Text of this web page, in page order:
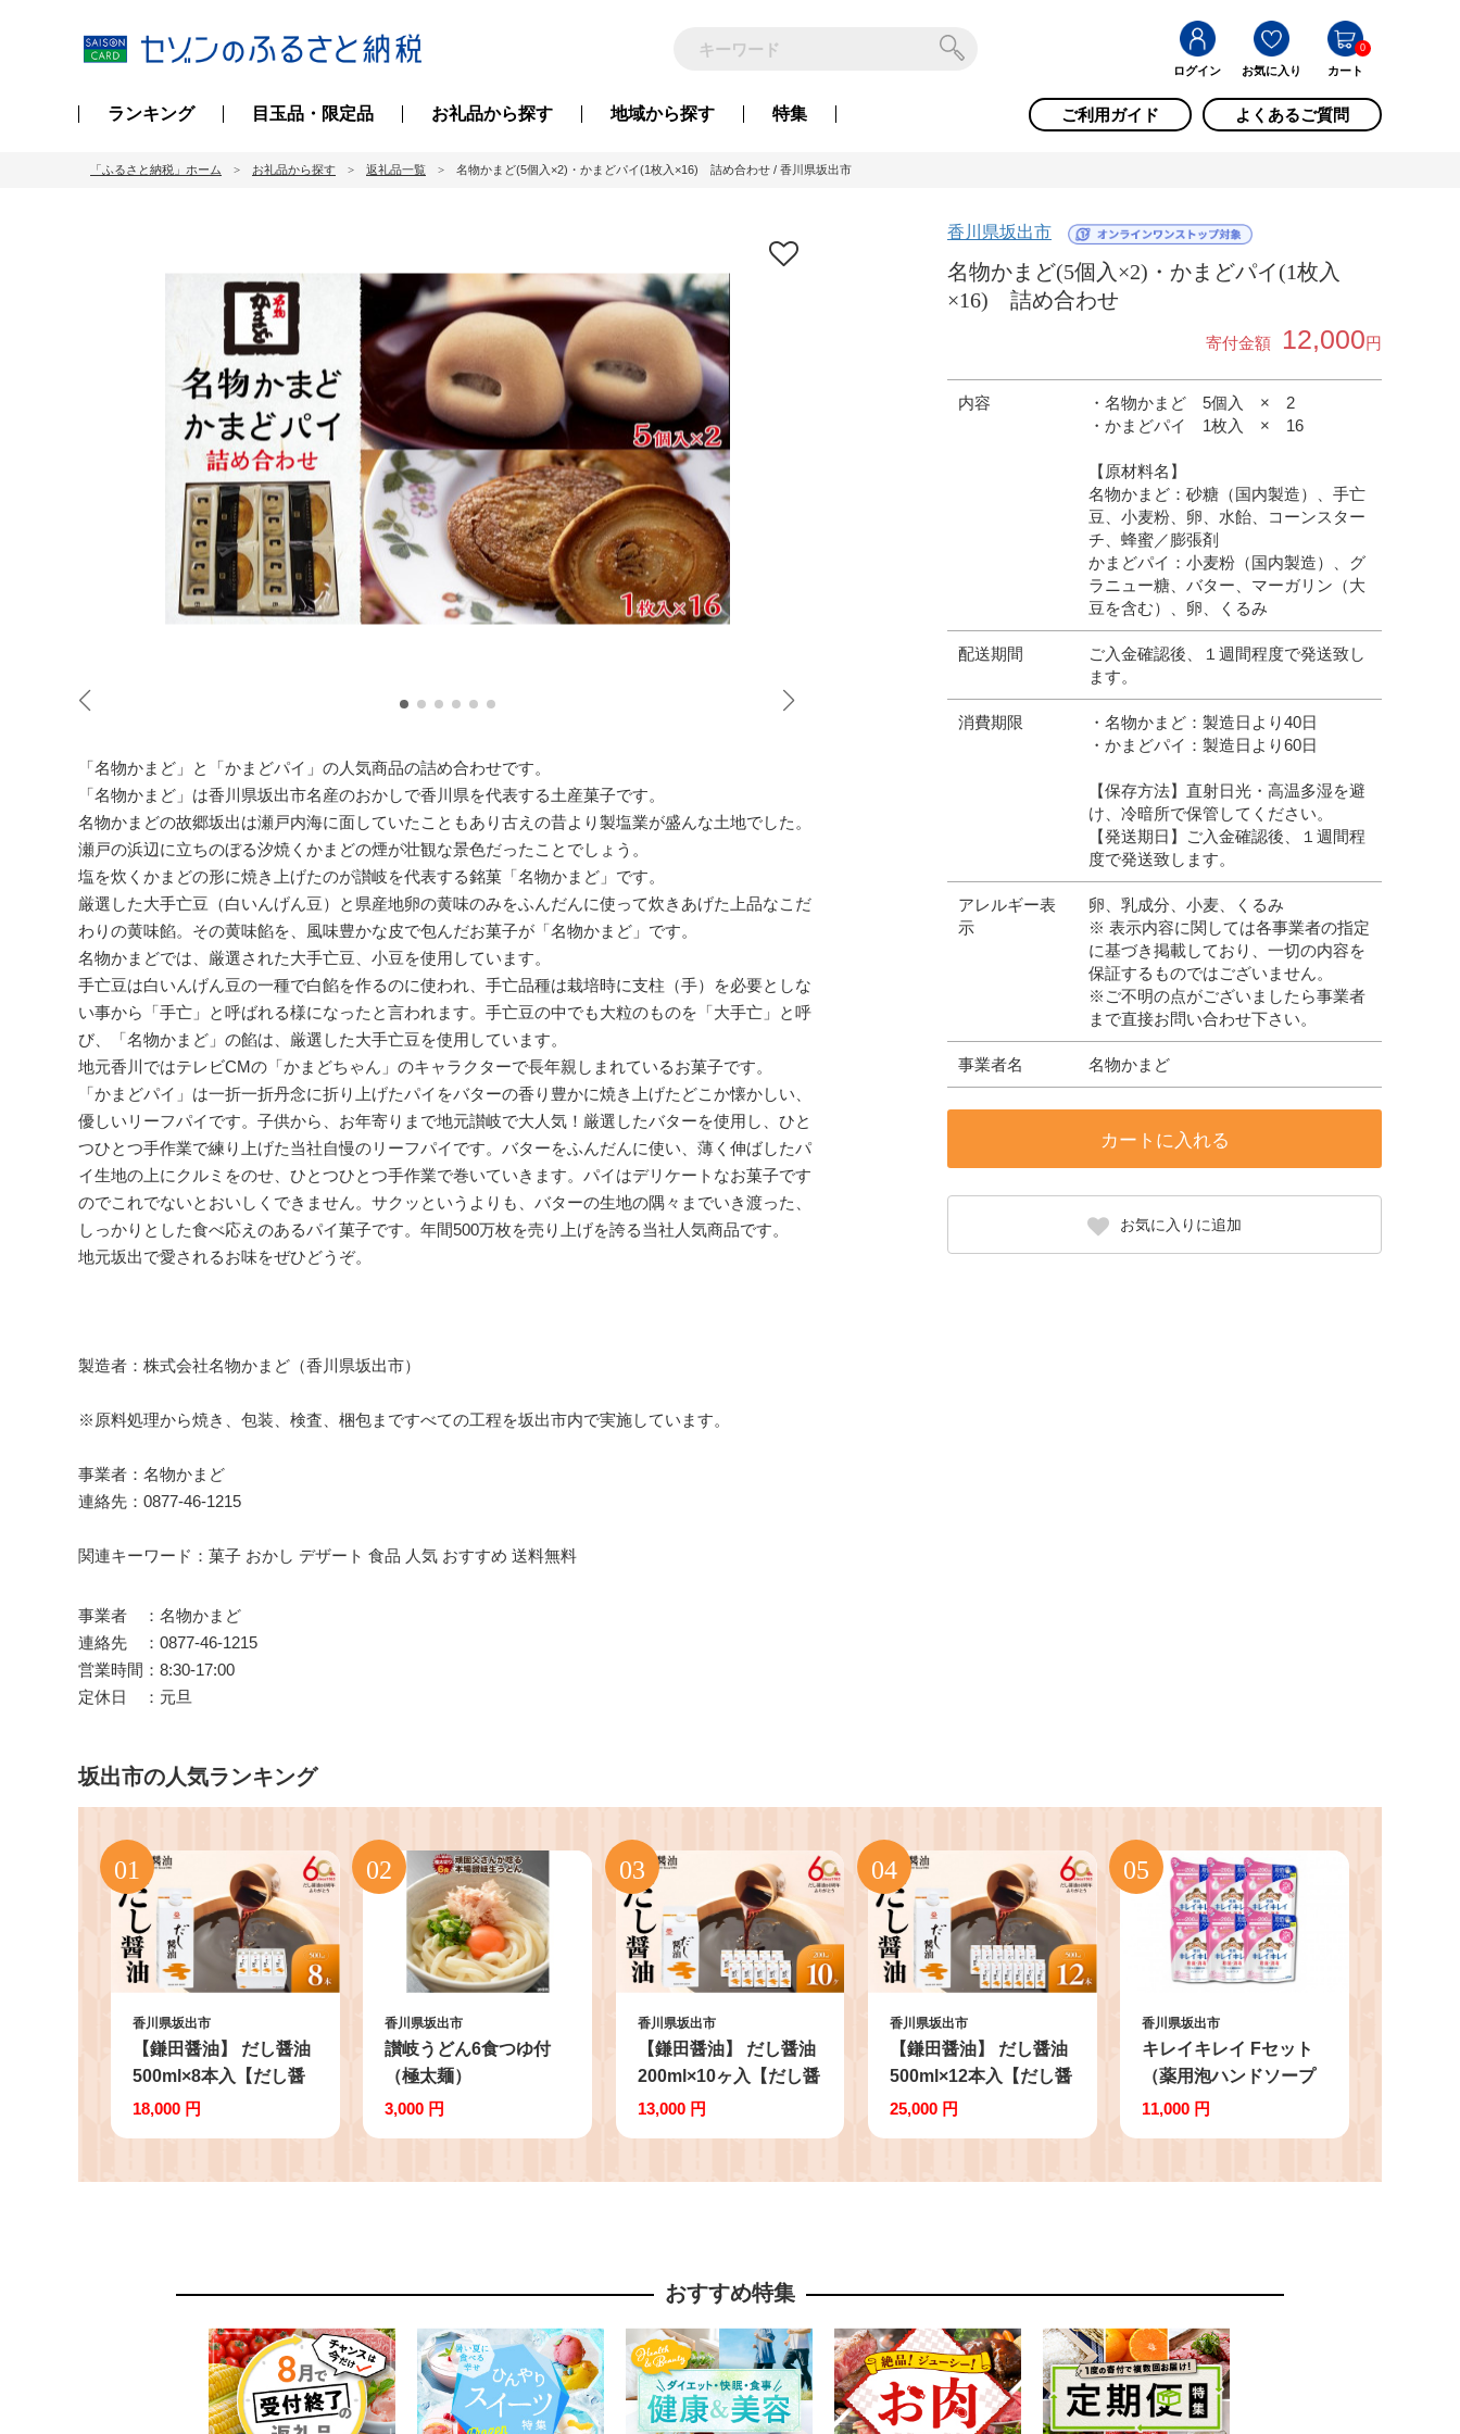
ログイン お気に入り カート
0
ランキング 目玉品・限定品 お礼品から探す 地域から探す 特集 ご利用ガイド よくあるご質問
「ふるさと納税」ホーム お礼品から探す 返礼品一覧 名物かまど(5個入×2)・かまどパイ(1枚入×16) 詰め合わせ / 香川県坂出市
香川県坂出市
名物かまど(5個入×2)・かまどパイ(1枚入
×16) 詰め合わせ
寄付金額 12,000円
内容
・名物かまど 5個入 × 2
・かまどパイ 1枚入 × 16
【原材料名】
名物かまど：砂糖（国内製造）、手亡
豆、小麦粉、卵、水飴、コーンスター
チ、蜂蜜／膨張剤
かまどパイ：小麦粉（国内製造）、グ
ラニュー糖、バター、マーガリン（大
豆を含む）、卵、くるみ
配送期間
ご入金確認後、１週間程度で発送致し
ます。
消費期限
・名物かまど：製造日より40日
・かまどパイ：製造日より60日
【保存方法】直射日光・高温多湿を避
け、冷暗所で保管してください。
【発送期日】ご入金確認後、１週間程
度で発送致します。
アレルギー表
示
卵、乳成分、小麦、くるみ
※ 表示内容に関しては各事業者の指定
に基づき掲載しており、一切の内容を
保証するものではございません。
※ご不明の点がございましたら事業者
まで直接お問い合わせ下さい。
事業者名 名物かまど
カートに入れる
お気に入りに追加
「名物かまど」と「かまどパイ」の人気商品の詰め合わせです。
「名物かまど」は香川県坂出市名産のおかしで香川県を代表する土産菓子です。
名物かまどの故郷坂出は瀬戸内海に面していたこともあり古えの昔より製塩業が盛んな土地でした。
瀬戸の浜辺に立ちのぼる汐焼くかまどの煙が壮観な景色だったことでしょう。
塩を炊くかまどの形に焼き上げたのが讃岐を代表する銘菓「名物かまど」です。
厳選した大手亡豆（白いんげん豆）と県産地卵の黄味のみをふんだんに使って炊きあげた上品なこだ
わりの黄味餡。その黄味餡を、風味豊かな皮で包んだお菓子が「名物かまど」です。
名物かまどでは、厳選された大手亡豆、小豆を使用しています。
手亡豆は白いんげん豆の一種で白餡を作るのに使われ、手亡品種は栽培時に支柱（手）を必要としな
い事から「手亡」と呼ばれる様になったと言われます。手亡豆の中でも大粒のものを「大手亡」と呼
び、「名物かまど」の餡は、厳選した大手亡豆を使用しています。
地元香川ではテレビCMの「かまどちゃん」のキャラクターで長年親しまれているお菓子です。
「かまどパイ」は一折一折丹念に折り上げたパイをバターの香り豊かに焼き上げたどこか懐かしい、
優しいリーフパイです。子供から、お年寄りまで地元讃岐で大人気！厳選したバターを使用し、ひと
つひとつ手作業で練り上げた当社自慢のリーフパイです。バターをふんだんに使い、薄く伸ばしたパ
イ生地の上にクルミをのせ、ひとつひとつ手作業で巻いていきます。パイはデリケートなお菓子です
のでこれでないとおいしくできません。サクッというよりも、バターの生地の隅々までいき渡った、
しっかりとした食べ応えのあるパイ菓子です。年間500万枚を売り上げを誇る当社人気商品です。
地元坂出で愛されるお味をぜひどうぞ。
製造者：株式会社名物かまど（香川県坂出市）
※原料処理から焼き、包装、検査、梱包まですべての工程を坂出市内で実施しています。
事業者：名物かまど
連絡先：0877-46-1215
関連キーワード：菓子 おかし デザート 食品 人気 おすすめ 送料無料
事業者 ：名物かまど
連絡先 ：0877-46-1215
営業時間：8:30-17:00
定休日 ：元旦
坂出市の人気ランキング
香川県坂出市
【鎌田醤油】 だし醤油
500ml×8本入【だし醤
油 醤油 人気 おすすめ
18,000 円
香川県坂出市
讃岐うどん6食つゆ付
（極太麺）
3,000 円
香川県坂出市
【鎌田醤油】 だし醤油
200ml×10ヶ入【だし醤
油 醤油 人気 おすすめ
13,000 円
香川県坂出市
【鎌田醤油】 だし醤油
500ml×12本入【だし醤
油 醤油 人気 おすすめ
25,000 円
香川県坂出市
キレイキレイ Fセット
（薬用泡ハンドソープ
詰替用 200ml × 6パッ
石鹸 人気 日用品 シト
11,000 円
おすすめ特集